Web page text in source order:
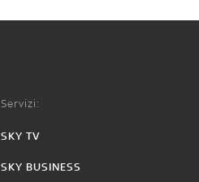
Servizi:
SKY TV
SKY BUSINESS